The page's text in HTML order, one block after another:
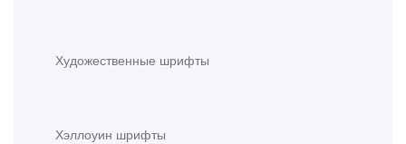
Художественные шрифты
Хэллоуин шрифты